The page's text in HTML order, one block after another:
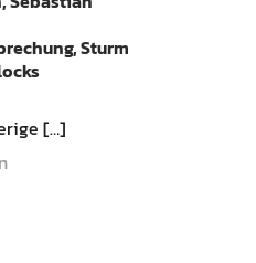
Sturm
[…]